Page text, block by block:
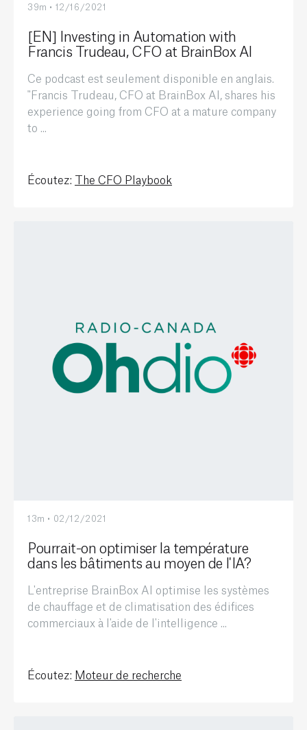
39m • 12/16/2021
[EN] Investing in Automation with
Francis Trudeau, CFO at BrainBox AI
Ce podcast est seulement disponible en anglais.
"Francis Trudeau, CFO at BrainBox AI, shares his
experience going from CFO at a mature company
to ...
Écoutez: The CFO Playbook
13m • 02/12/2021
Pourrait-on optimiser la température
dans les bâtiments au moyen de l'IA?
L'entreprise BrainBox AI optimise les systèmes
de chauffage et de climatisation des édifices
commerciaux à l'aide de l'intelligence ...
Écoutez: Moteur de recherche